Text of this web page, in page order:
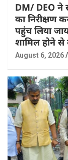
DM/ DEO ने
का निरीक्षण
पहुंच लिया
शामिल होने से
August 6, 2026